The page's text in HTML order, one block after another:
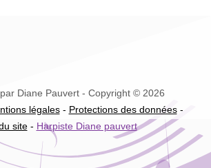
Diane Pauvert - Copyright © 2026
légales- Protections des données-
site- Harpiste Diane pauvert